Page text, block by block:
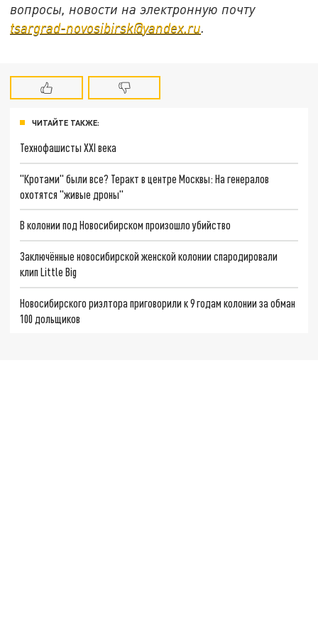
вопросы, новости на электронную почту
tsargrad-novosibirsk@yandex.ru.
ЧИТАЙТЕ ТАКЖЕ:
Технофашисты XXI века
"Кротами" были все? Теракт в центре Москвы: На генералов
охотятся "живые дроны"
В колонии под Новосибирском произошло убийство
Заключённые новосибирской женской колонии спародировали
клип Little Big
Новосибирского риэлтора приговорили к 9 годам колонии за обман
100 дольщиков